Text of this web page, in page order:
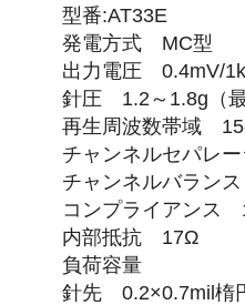
型番:AT33E
発電方式 MC型
出力電圧 0.4mV/
針圧 1.2～1.8g（最
再生周波数帯域
チャンネルセパレ
チャンネルバラン
コンプライアンス
内部抵抗 17Ω
負荷容量
針先 0.2×0.7mil楕